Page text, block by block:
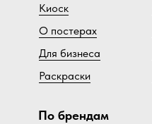
Киоск
О постерах
Для бизнеса
Раскраски
По брендам